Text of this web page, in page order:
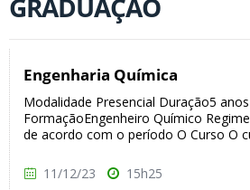
GRADUAÇÃO
Engenharia Química
Modalidade Presencial Duração5
FormaçãoEngenheiro Químico
de acordo com o período O Curso O
11/12/23 15h25